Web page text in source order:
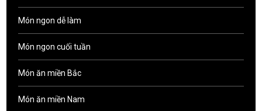
Món ngon dễ làm
Món ngon cuối tuần
Món ăn miền Bắc
Món ăn miền Nam